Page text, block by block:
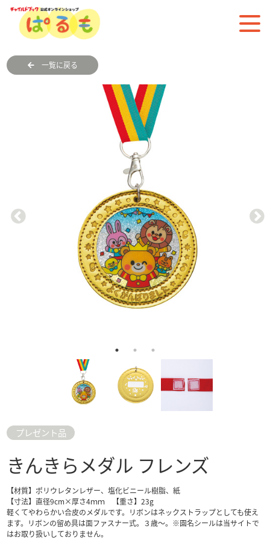
一覧に戻る
プレゼント品
きんきらメダル フレンズ
【材質】ポリウレタンレザー、塩化ビニール樹脂、紙
【寸法】直径9cm×厚さ4ｍｍ 【重さ】23g
軽くてやわらかい合皮のメダルです。リボンはネックストラップとしても使え
ます。リボンの留め具は面ファスナー式。３歳～。※園名シールは当サイトで
はお取り扱いしておりません。